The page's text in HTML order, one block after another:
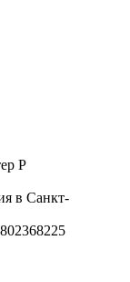
Р
в Санкт-